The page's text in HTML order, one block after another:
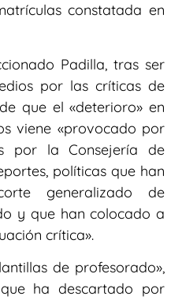
constatada en
Padilla, tras ser
por las críticas de
que el «deterioro» en
viene «provocado por
por la Consejería de
políticas que han
generalizado de
y que han colocado a
crítica».
de profesorado»,
ha descartado por